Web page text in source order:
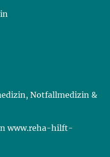
Notfallmedizin &
www.reha-hilft-